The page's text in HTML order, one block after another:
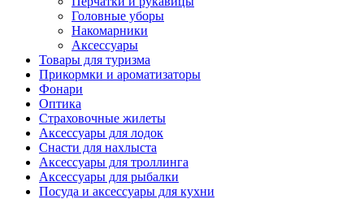
Головные уборы
Накомарники
Аксессуары
Товары для туризма
Прикормки и ароматизаторы
Фонари
Оптика
Страховочные жилеты
Аксессуары для лодок
Снасти для нахлыста
Аксессуары для троллинга
Аксессуары для рыбалки
Посуда и аксессуары для кухни